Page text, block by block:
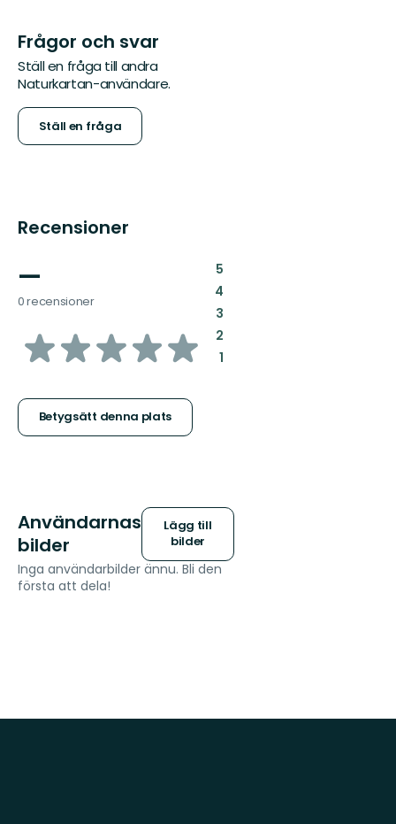
Frågor och svar
Ställ en fråga till andra
Naturkartan-användare.
Ställ en fråga
Recensioner
—
0 recensioner
av
stjärnor
Betygsätt denna plats
5:
4:
3:
2:
1:
Användarnas
bilder
Lägg till
bilder
Inga användarbilder ännu. Bli den
första att dela!